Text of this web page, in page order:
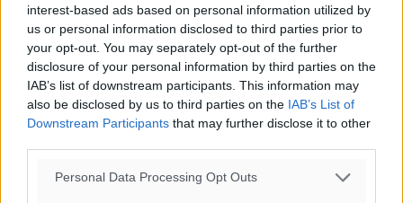
interest-based ads based on personal information utilized by
us or personal information disclosed to third parties prior to
your opt-out. You may separately opt-out of the further
disclosure of your personal information by third parties on the
IAB’s list of downstream participants. This information may
also be disclosed by us to third parties on the IAB’s List of
Downstream Participants that may further disclose it to other
Personal Data Processing Opt Outs
08.08.26 · 18:14
ΕΙΔΉΣΕΙΣ
ΣΕΤΕ: Σημαντική θεσμική εξέλιξη η ΚΥΑ για το ΕΧΠ για
τον τουρισμό
ΕΙΔΉΣΕΙΣ
08.08.26 · 11:20